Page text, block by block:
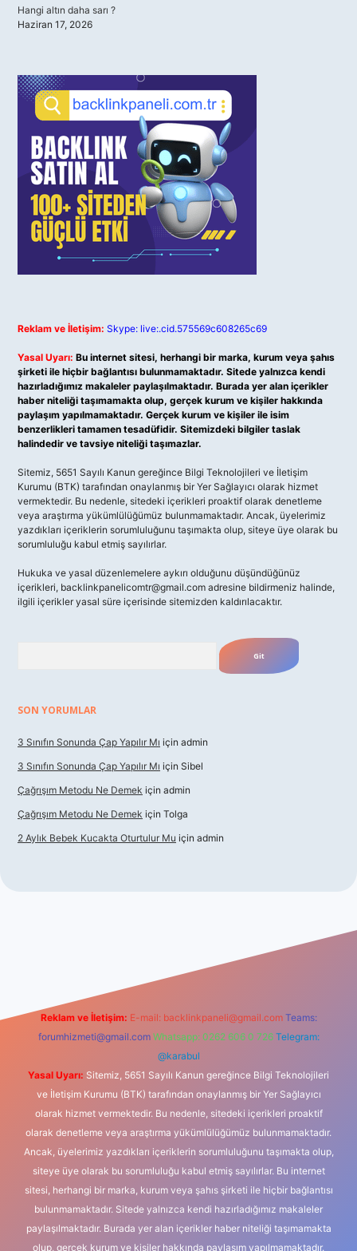
Hangi altın daha sarı ?
Haziran 17, 2026
Reklam ve İletişim: Skype: live:.cid.575569c608265c69
Yasal Uyarı: Bu internet sitesi, herhangi bir marka, kurum veya şahıs
şirketi ile hiçbir bağlantısı bulunmamaktadır. Sitede yalnızca kendi
hazırladığımız makaleler paylaşılmaktadır. Burada yer alan içerikler
haber niteliği taşımamakta olup, gerçek kurum ve kişiler hakkında
paylaşım yapılmamaktadır. Gerçek kurum ve kişiler ile isim
benzerlikleri tamamen tesadüfidir. Sitemizdeki bilgiler taslak
halindedir ve tavsiye niteliği taşımazlar.
Sitemiz, 5651 Sayılı Kanun gereğince Bilgi Teknolojileri ve İletişim
Kurumu (BTK) tarafından onaylanmış bir Yer Sağlayıcı olarak hizmet
vermektedir. Bu nedenle, sitedeki içerikleri proaktif olarak denetleme
veya araştırma yükümlülüğümüz bulunmamaktadır. Ancak, üyelerimiz
yazdıkları içeriklerin sorumluluğunu taşımakta olup, siteye üye olarak bu
sorumluluğu kabul etmiş sayılırlar.
Hukuka ve yasal düzenlemelere aykırı olduğunu düşündüğünüz
içerikleri, backlinkpanelicomtr@gmail.com adresine bildirmeniz halinde,
ilgili içerikler yasal süre içerisinde sitemizden kaldırılacaktır.
SON YORUMLAR
3 Sınıfın Sonunda Çap Yapılır Mı için admin
3 Sınıfın Sonunda Çap Yapılır Mı için Sibel
Çağrışım Metodu Ne Demek için admin
Çağrışım Metodu Ne Demek için Tolga
2 Aylık Bebek Kucakta Oturtulur Mu için admin
Reklam ve İletişim: E-mail: backlinkpaneli@gmail.com Teams:
forumhizmeti@gmail.com Whatsapp: 0262 606 0 726 Telegram:
@karabul
Yasal Uyarı: Sitemiz, 5651 Sayılı Kanun gereğince Bilgi Teknolojileri
ve İletişim Kurumu (BTK) tarafından onaylanmış bir Yer Sağlayıcı
olarak hizmet vermektedir. Bu nedenle, sitedeki içerikleri proaktif
olarak denetleme veya araştırma yükümlülüğümüz bulunmamaktadır.
Ancak, üyelerimiz yazdıkları içeriklerin sorumluluğunu taşımakta olup,
siteye üye olarak bu sorumluluğu kabul etmiş sayılırlar. Bu internet
sitesi, herhangi bir marka, kurum veya şahıs şirketi ile hiçbir bağlantısı
bulunmamaktadır. Sitede yalnızca kendi hazırladığımız makaleler
paylaşılmaktadır. Burada yer alan içerikler haber niteliği taşımamakta
olup, gerçek kurum ve kişiler hakkında paylaşım yapılmamaktadır.